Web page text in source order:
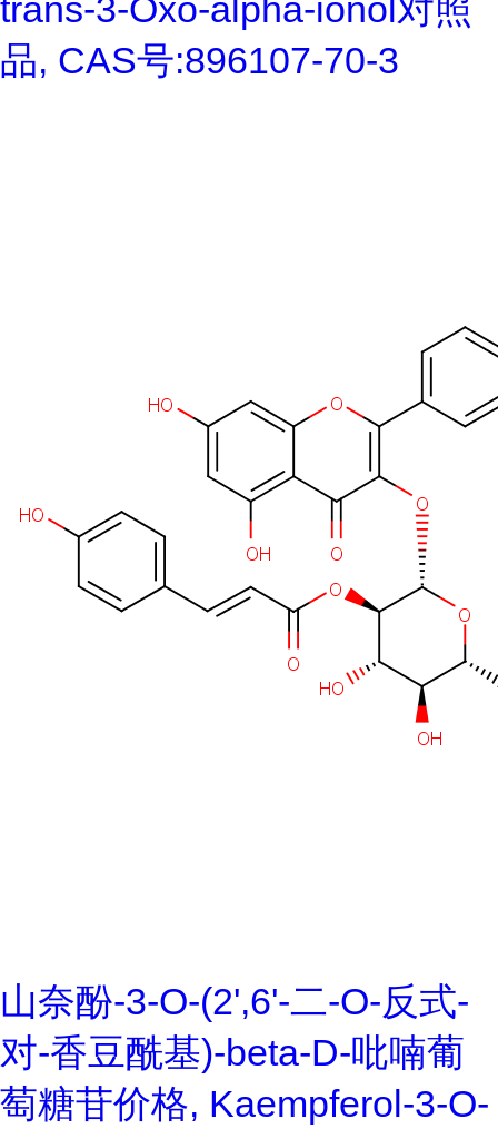
trans-3-Oxo-alpha-ionol对照
品, CAS号:896107-70-3
山奈酚-3-O-(2',6'-二-O-反式-
对-香豆酰基)-beta-D-吡喃葡
萄糖苷价格, Kaempferol-3-O-